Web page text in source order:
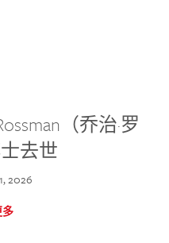
（乔治·罗
去世
2026